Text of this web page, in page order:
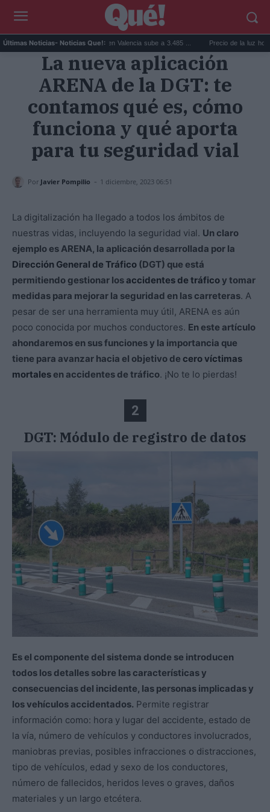
Últimas Noticias- Noticias Que!:
El precio de la vivienda en Valencia sube a 3.485 ... Precio de la luz hoy,
La nueva aplicación
ARENA de la DGT: te
contamos qué es, cómo
funciona y qué aporta
para tu seguridad vial
Por Javier Pompilio - 1 diciembre, 2023 06:51
La digitalización ha llegado a todos los ámbitos de
nuestras vidas, incluyendo la seguridad vial. Un claro
ejemplo es ARENA, la aplicación desarrollada por la
Dirección General de Tráfico (DGT) que está
permitiendo gestionar losaccidentes de tráficoy tomar
medidas para mejorar la seguridad en las carreteras. A
pesar de ser una herramienta muy útil, ARENA es aún
poco conocida por muchos conductores. En este artículo
ahondaremos en sus funciones y la importancia que
tiene para avanzar hacia el objetivo de cero víctimas
mortales en accidentes de tráfico. ¡No te lo pierdas!
2
DGT: Módulo de registro de datos
Es el componente del sistema donde se introducen
todos los detalles sobre las características y
consecuencias del incidente, las personas implicadas y
los vehículos accidentados. Permite registrar
información como: hora y lugar del accidente, estado de
la vía, número de vehículos y conductores involucrados,
maniobras previas, posibles infracciones o distracciones,
tipo de vehículos, edad y sexo de los conductores,
número de fallecidos, heridos leves o graves, daños
materiales y un largo etcétera.